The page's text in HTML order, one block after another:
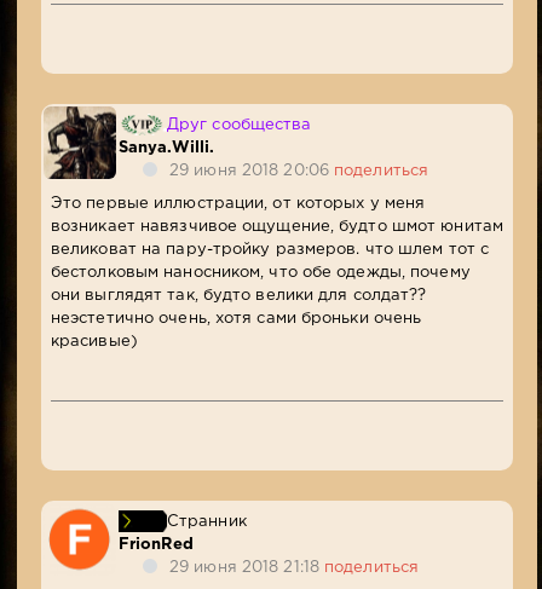
Друг сообщества
Sanya.Willi.
29 июня 2018 20:06 поделиться
Это первые иллюстрации, от которых у меня
возникает навязчивое ощущение, будто шмот юнитам
великоват на пару-тройку размеров. что шлем тот с
бестолковым наносником, что обе одежды, почему
они выглядят так, будто велики для солдат??
неэстетично очень, хотя сами броньки очень
красивые)
Странник
FrionRed
29 июня 2018 21:18 поделиться